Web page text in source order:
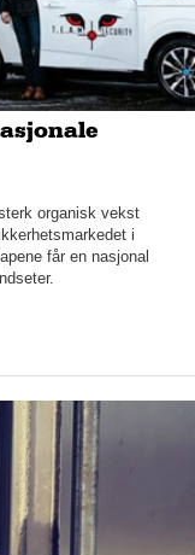
organisk vekst
i
får en nasjonal